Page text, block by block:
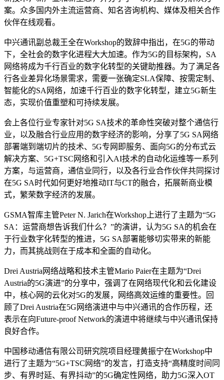
案。众多国内外主流运营商、知名咨询机构、媒体及相关合作
伙伴在线观看。
中兴通讯副总裁王全在Workshop的致辞中指出，在5G的带动
下，全社会的数字化进程大大加速。作为5G的目标架构，SA
网络将成为千行百业的数字化转型的关键助推器。为了满足各
行各业差异化场景需求，需要一张确定SLA保障、按需定制、
智能化的SA网络，加速千行百业的数字化转型，建立5G新生
态，实现价值重塑和可持续发展。
会上各位行业专家针对5G SA技术的革命性突破对整个通信行
业，以及融合行业应用的数字经济的影响，分享了5G SA网络
部署端到端切片的技术、5G专网即服务、面向5G的分布式云
解决方案、5G+TSC网络和引入AI技术的自动化运维等一系列
方案，与运营商，通信业同行，以及各行业合作伙伴共同探讨
在5G SA时代如何更好地推动IT与CT的融合，拓展新商业模
式，繁荣数字经济的发展。
GSMA智库主管Peter N. Jarich在Workshop上进行了主题为“5G
SA：运营商想告诉我们什么？”的演讲，认为5G SA的机会在
于行业数字化转型的推进，5G SA部署能够切实带来的新能
力，而其挑战则在于成本和全面的自动化。
Drei Austria网络战略和技术主管Mario Paier在主题为“Drei
Austria的5G演进”的分享中，强调了在网络现代化和云化建设
中，核心网的云化对5G的发展，网络高效运维的重要性。回
顾了Drei Austria在5G网络演进中与中兴通讯的合作历程，还
表示在向Future-proof Network的演进中将继续与中兴通讯保持
良好合作。
中国移动通信有限公司研究院项目经理黄振宁在Workshop中
进行了主题为“5G+TSC网络”的发言，打造支持“高精度时间同
步、有界时延、有界抖动”的5G确定性网络，助力5G深入OT